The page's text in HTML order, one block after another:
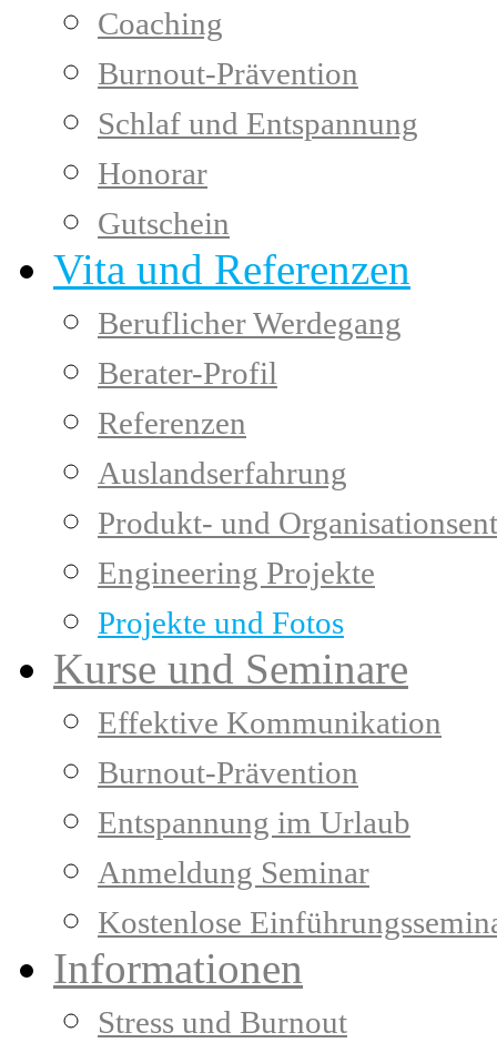
Coaching
Burnout-Prävention
Schlaf und Entspannung
Honorar
Gutschein
Vita und Referenzen
Beruflicher Werdegang
Berater-Profil
Referenzen
Auslandserfahrung
Produkt- und
Engineering Projekte
Projekte und Fotos
Kurse und Seminare
Effektive Kommunikation
Burnout-Prävention
Entspannung im Urlaub
Anmeldung Seminar
Kostenlose
Informationen
Stress und Burnout